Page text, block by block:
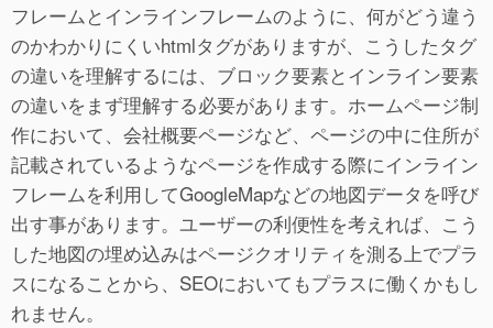
フレームとインラインフレームのように、何がどう違う
のかわかりにくいhtmlタグがありますが、こうしたタグ
の違いを理解するには、ブロック要素とインライン要素
の違いをまず理解する必要があります。ホームページ制
作において、会社概要ページなど、ページの中に住所が
記載されているようなページを作成する際にインライン
フレームを利用してGoogleMapなどの地図データを呼び
出す事があります。ユーザーの利便性を考えれば、こう
した地図の埋め込みはページクオリティを測る上でプラ
スになることから、SEOにおいてもプラスに働くかもし
れません。